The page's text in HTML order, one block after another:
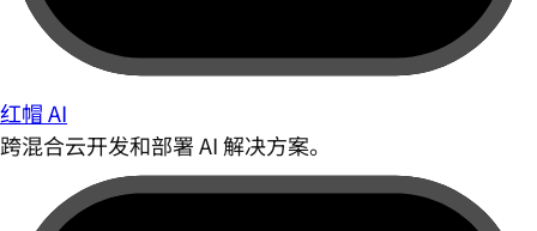
红帽 AI
跨混合云开发和部署 AI 解决方案。